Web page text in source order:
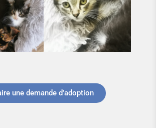
une demande d'adoption